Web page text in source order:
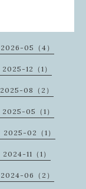
2026-05（4）
2025-12（1）
2025-08（2）
2025-05（1）
2025-02（1）
2024-11（1）
2024-06（2）